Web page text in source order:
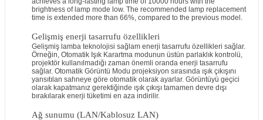
brightness of lamp mode low. The recommended lamp replacement
time is extended more than 66%, compared to the previous model.
Gelişmiş enerji tasarrufu özellikleri
Gelişmiş lamba teknolojisi sağlam enerji tasarrufu özellikleri sağlar.
Örneğin, Otomatik Işık Karartma modunun üstün parlaklık kontrolü,
projektör kullanılmadığı zaman önemli oranda enerji tasarrufu
sağlar. Otomatik Görüntü Modu projeksiyon sırasında ışık çıkışını
yansıtılan sahneye göre otomatik olarak ayarlar. Görüntüyü geçici
olarak kapatmanız gerektiğinde ışık çıkışı tamamen devre dışı
bırakılarak enerji tüketimi en aza indirilir.
Ağ sunumu (LAN/Kablosuz LAN)